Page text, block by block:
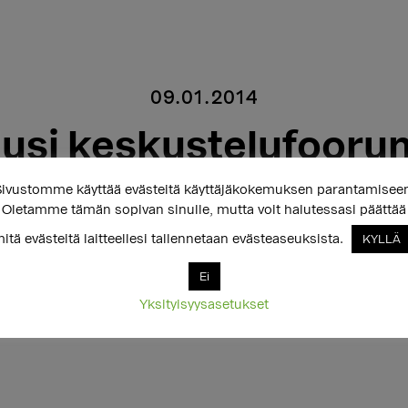
09.01.2014
Sukupuolikuu. Setan
käyttää evästeitä käyttäjäkokemuksen
Oletamme tämän sopivan sinulle, mutta voit halutessasi päättää
evästeitä laitteellesi tallennetaan evästeaseuksista. KYLLÄ
Ei
Yksityisyysasetukset